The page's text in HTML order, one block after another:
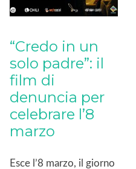
“Credo in un
solo padre”: il
film di
denuncia per
celebrare l’8
marzo
Esce l’8 marzo, il giorno